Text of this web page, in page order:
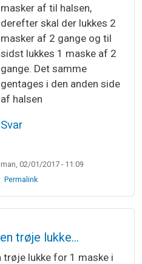
masker af til halsen,
derefter skal der lukkes 2
masker af 2 gange og til
sidst lukkes 1 maske af 2
gange. Det samme
gentages i den anden side
af halsen
Svar
man, 02/01/2017 - 11:09
Permalink
trøje lukke…
trøje lukke for 1 maske i